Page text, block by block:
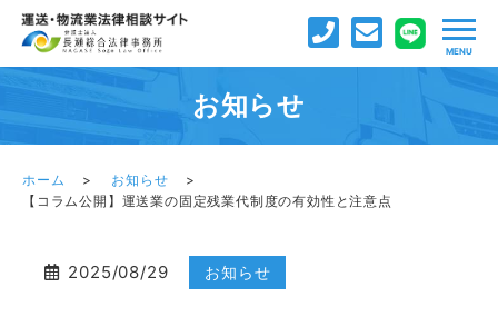
お知らせ
ホーム
お知らせ
【コラム公開】運送業の固定残業代制度の有効性と注意点
2025/08/29 お知らせ